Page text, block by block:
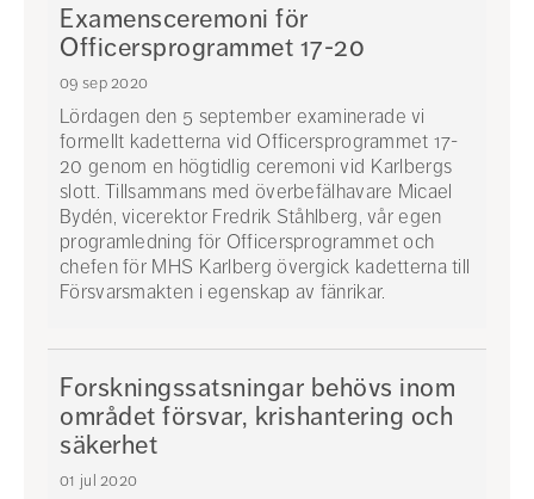
Examensceremoni för
Officersprogrammet 17-20
09 sep 2020
Lördagen den 5 september examinerade vi
formellt kadetterna vid Officersprogrammet 17-
20 genom en högtidlig ceremoni vid Karlbergs
slott. Tillsammans med överbefälhavare Micael
Bydén, vicerektor Fredrik Ståhlberg, vår egen
programledning för Officersprogrammet och
chefen för MHS Karlberg övergick kadetterna till
Försvarsmakten i egenskap av fänrikar.
17-
20
Forskningssatsningar behövs inom
området försvar, krishantering och
säkerhet
01 jul 2020